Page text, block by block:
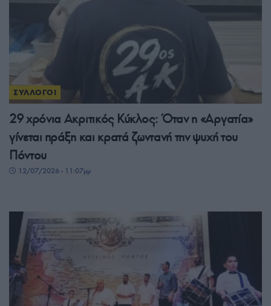
ΣΥΛΛΟΓΟΙ
29 χρόνια Ακριτικός Κύκλος: Όταν η «Αργατία»
γίνεται πράξη και κρατά ζωντανή την ψυχή του
Πόντου
12/07/2026 - 11:07μμ